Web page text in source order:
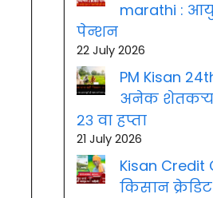
marathi :
पेन्शन
22 July 2026
PM Kisan
अनेक
२३ वा हप्ता
21 July 2026
Kisan Credit
किसान क्रेडिट